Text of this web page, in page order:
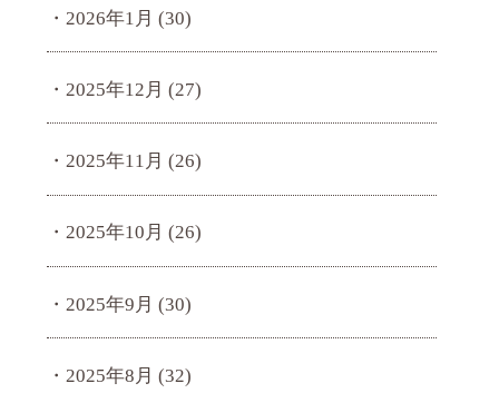
2026年1月 (30)
2025年12月 (27)
2025年11月 (26)
2025年10月 (26)
2025年9月 (30)
2025年8月 (32)